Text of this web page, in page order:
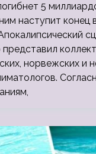
5
наступит конец
норвежских и